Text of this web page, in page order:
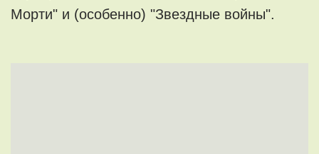
Морти" и (особенно) "Звездные войны".